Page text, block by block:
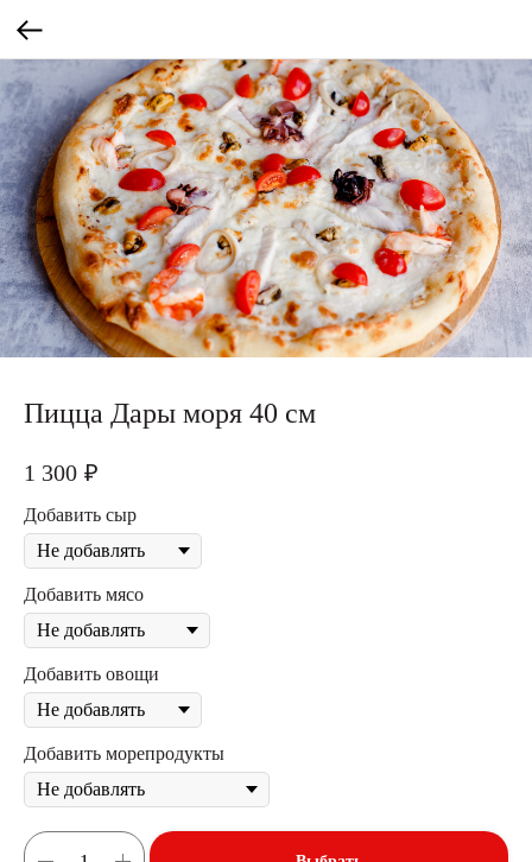
Пицца Дары моря 40 см
1 300 ₽
Добавить сыр
Добавить мясо
Добавить овощи
Добавить морепродукты